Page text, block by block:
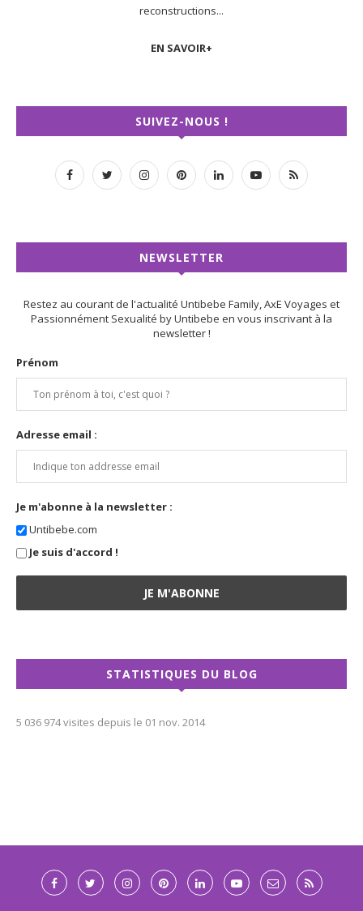
reconstructions...
EN SAVOIR+
SUIVEZ-NOUS !
NEWSLETTER
Restez au courant de l'actualité Untibebe Family, AxE Voyages et
Passionnément Sexualité by Untibebe en vous inscrivant à la
newsletter !
Prénom
Adresse email :
Je m'abonne à la newsletter :
Untibebe.com
Je suis d'accord !
STATISTIQUES DU BLOG
5 036 974 visites depuis le 01 nov. 2014